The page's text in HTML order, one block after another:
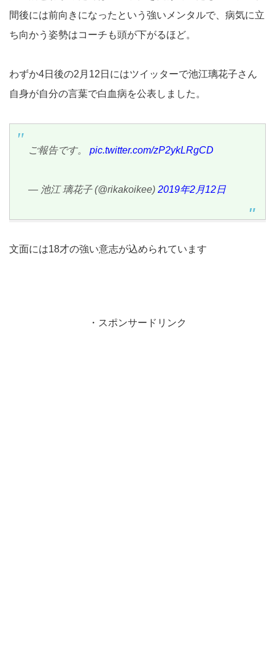
間後には前向きになったという強いメンタルで、病気に立
ち向かう姿勢はコーチも頭が下がるほど。
わずか4日後の2月12日にはツイッターで池江璃花子さん
自身が自分の言葉で白血病を公表しました。
ご報告です。 pic.twitter.com/zP2ykLRgCD
— 池江 璃花子 (@rikakoikee) 2019年2月12日
文面には18才の強い意志が込められています
・スポンサードリンク